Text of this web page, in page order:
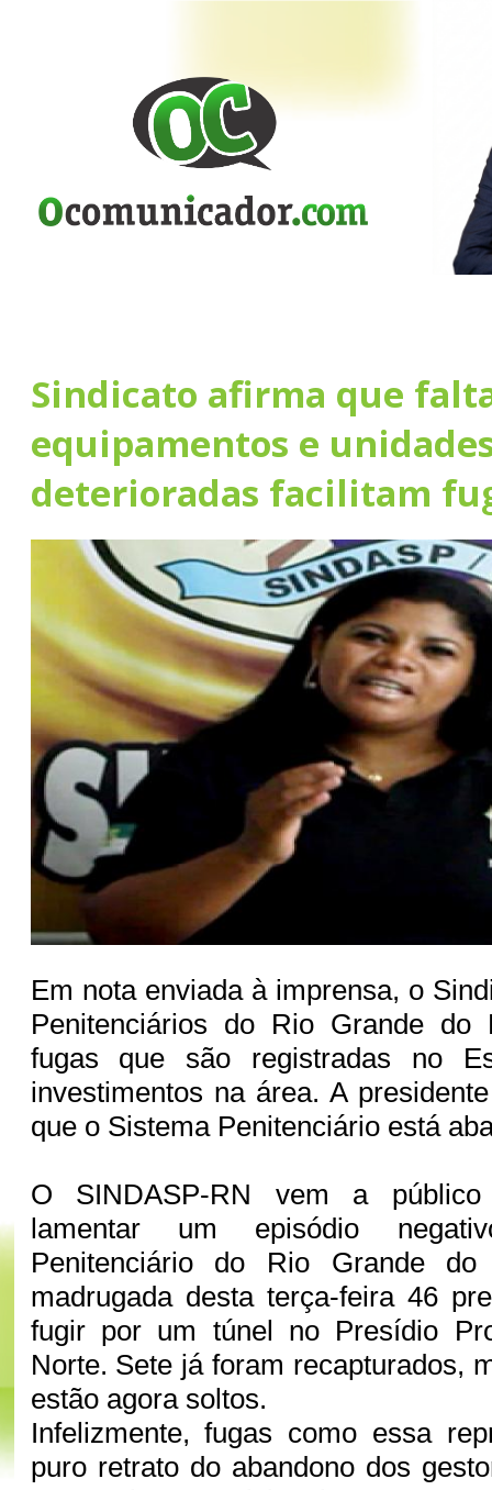
Sindicato afirma que
equipamentos e
deterioradas facilitam
Em nota enviada à imprensa, o
Penitenciários do Rio Grande do
fugas que são registradas no
investimentos na área. A
que o Sistema Penitenciário está
O SINDASP-RN vem a
lamentar um episódio
Penitenciário do Rio Grande
madrugada desta terça-feira 46
fugir por um túnel no Presídio
Norte. Sete já foram recapturados,
estão agora soltos.
Infelizmente, fugas como essa
puro retrato do abandono dos